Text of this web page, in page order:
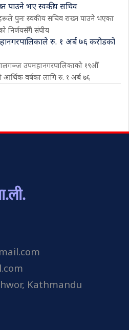
पाउने भए स्वकीय सचिव
पुनः स्वकीय सचिव राख्न पाउने भएका
निर्णयसँगै संघीय
रु. १ अर्ब ७६ करोडको
उपमहानगरपालिकाको १९औँ
वर्षका लागि रु. १ अर्ब ७६
Kathmandu